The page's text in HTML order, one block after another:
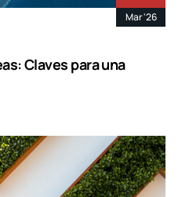
Mar '26
Claves para una